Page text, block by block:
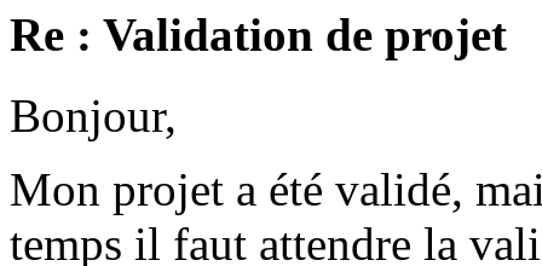
Re : Validation de projet
Bonjour,
Mon projet a été validé,
temps il faut attendre la